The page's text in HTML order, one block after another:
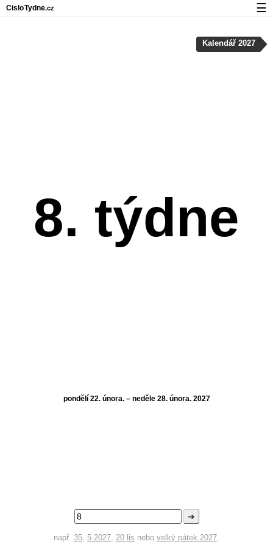
8. týdne
pondělí 22. února. – neděle 28. února. 2027
➜
např. 35, 5 2027, 20 lis nebo velký pátek 2027.
Kalendář 2027
CisloTydne.cz ☰